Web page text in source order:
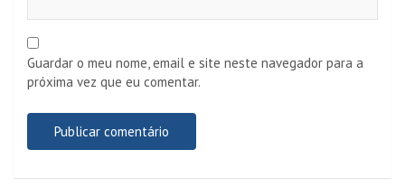
Guardar o meu nome, email e site neste navegador para a
próxima vez que eu comentar.